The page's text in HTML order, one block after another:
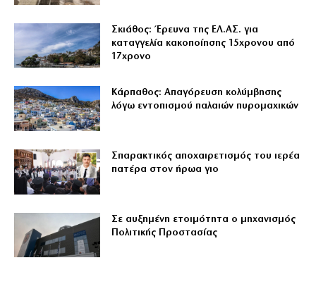
Σκιάθος: Έρευνα της ΕΛ.ΑΣ. για
καταγγελία κακοποίησης 15χρονου από
17χρονο
Κάρπαθος: Απαγόρευση κολύμβησης
λόγω εντοπισμού παλαιών πυρομαχικών
Σπαρακτικός αποχαιρετισμός του ιερέα
πατέρα στον ήρωα γιο
Σε αυξημένη ετοιμότητα ο μηχανισμός
Πολιτικής Προστασίας